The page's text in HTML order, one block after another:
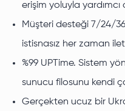
erişim yoluyla yardımcı
Müşteri desteği 7/24/
istisnasız her zaman
%99 UPTime. Sistem
sunucu filosunu kendi
Gerçekten ucuz bir